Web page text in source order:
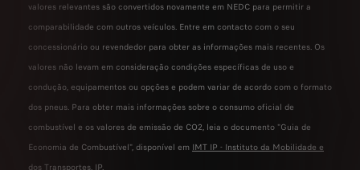
valores relevantes são convertidos novamente em NEDC para permitir a
comparabilidade com outros veículos. Entre em contacto com o seu
concessionário ou revendedor para obter as informações mais recentes. Os
valores não levam em consideração condições específicas de uso e
condução, equipamentos ou opções e podem variar de acordo com o formato
dos pneus. Para obter mais informações sobre o consumo oficial de
combustível e os valores de emissão de CO2, leia o documento "Guia de
Economia de Combustível", disponível em IMT IP - Instituto da Mobilidade e
dos Transportes, IP.